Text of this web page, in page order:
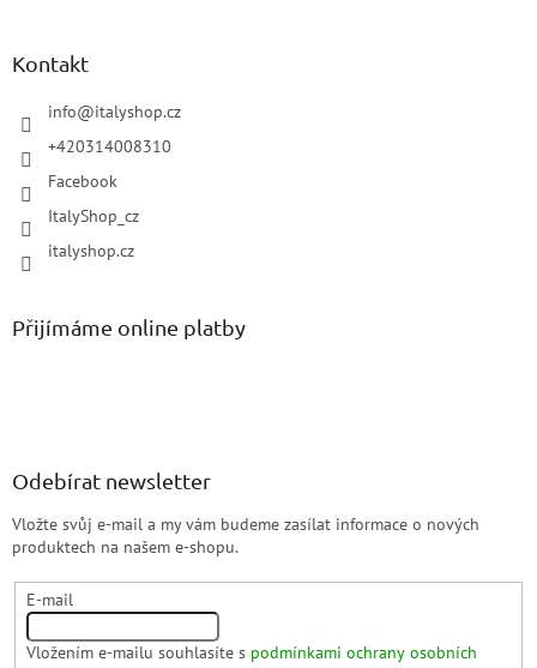
Kontakt
info@italyshop.cz
+420314008310
Facebook
ItalyShop_cz
italyshop.cz
Přijímáme online platby
Odebírat newsletter
Vložte svůj e-mail a my vám budeme zasílat informace o nových
produktech na našem e-shopu.
E-mail
Vložením e-mailu souhlasíte s podmínkami ochrany osobních